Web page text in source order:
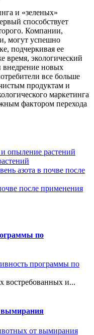
и «зеленых»
способствует
Компании,
могут успешно
подчеркивая ее
время, экологический
внедрение новых
все больше
продуктам и
маркетинга
фактором перехода
после применения
по
востребованных и...
вымирания